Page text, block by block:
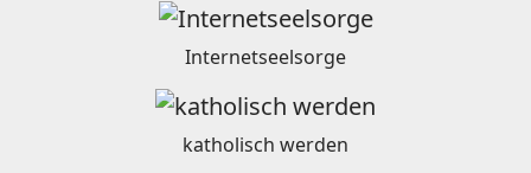
Internetseelsorge
katholisch werden